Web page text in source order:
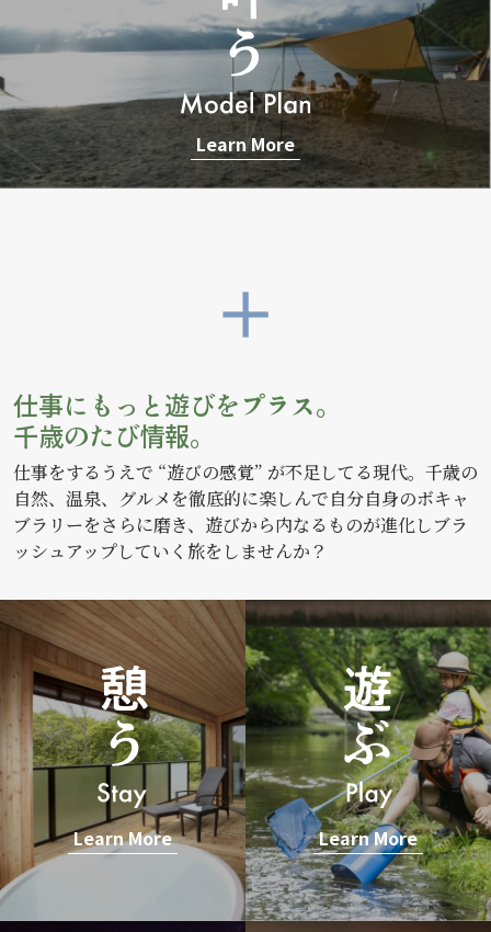
Learn More
仕事にもっと遊びをプラス。
千歳のたび情報。
仕事をするうえで “遊びの感覚” が不足してる現代。千歳の
自然、温泉、グルメを徹底的に楽しんで自分自身のボキャ
ブラリーをさらに磨き、遊びから内なるものが進化しブラ
ッシュアップしていく旅をしませんか？
Learn More Learn More